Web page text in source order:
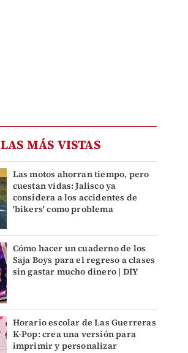
LAS MÁS VISTAS
Las motos ahorran tiempo, pero
cuestan vidas: Jalisco ya
considera a los accidentes de
'bikers' como problema
Cómo hacer un cuaderno de los
Saja Boys para el regreso a clases
sin gastar mucho dinero | DIY
Horario escolar de Las Guerreras
K-Pop: crea una versión para
imprimir y personalizar